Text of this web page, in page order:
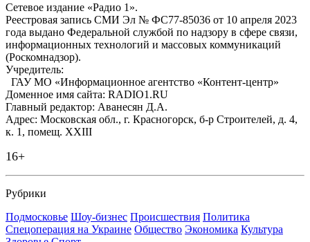
Сетевое издание «Радио 1».
Реестровая запись СМИ Эл № ФС77-85036 от 10 апреля 2023
года выдано Федеральной службой по надзору в сфере связи,
информационных технологий и массовых коммуникаций
(Роскомнадзор).
Учредитель:
ГАУ МО «Информационное агентство «Контент-центр»
Доменное имя сайта: RADIO1.RU
Главный редактор: Аванесян Д.А.
Адрес: Московская обл., г. Красногорск, б-р Строителей, д. 4,
к. 1, помещ. XXIII
16+
Рубрики
Подмосковье Шоу-бизнес Происшествия Политика
Спецоперация на Украине Общество Экономика Культура